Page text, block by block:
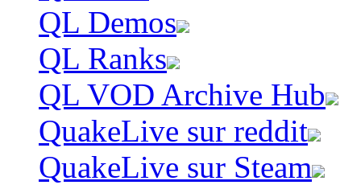
QL Demos
QL Ranks
QL VOD Archive Hub
QuakeLive sur reddit
QuakeLive sur Steam